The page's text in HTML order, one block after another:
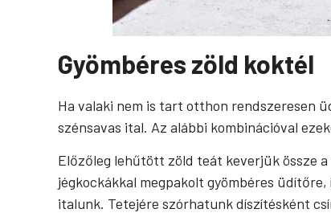
Gyömbéres zöld koktél
Ha valaki nem is tart otthon rendszeresen
szénsavas ital. Az alábbi kombinációval
Előzőleg lehűtött zöld teát keverjük össze
jégkockákkal megpakolt gyömbéres
italunk. Tetejére szórhatunk díszítésként